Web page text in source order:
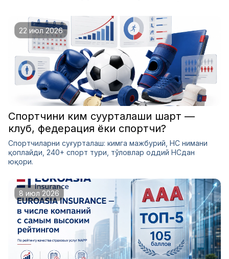
22 июл 2026
Спортчини ким суғурталаши шарт —
клуб, федерация ёки спортчи?
Спортчиларни суғурталаш: кимга мажбурий, НС нимани
қоплайди, 240+ спорт тури, тўловлар оддий НСдан
юқори.
8 июл 2026